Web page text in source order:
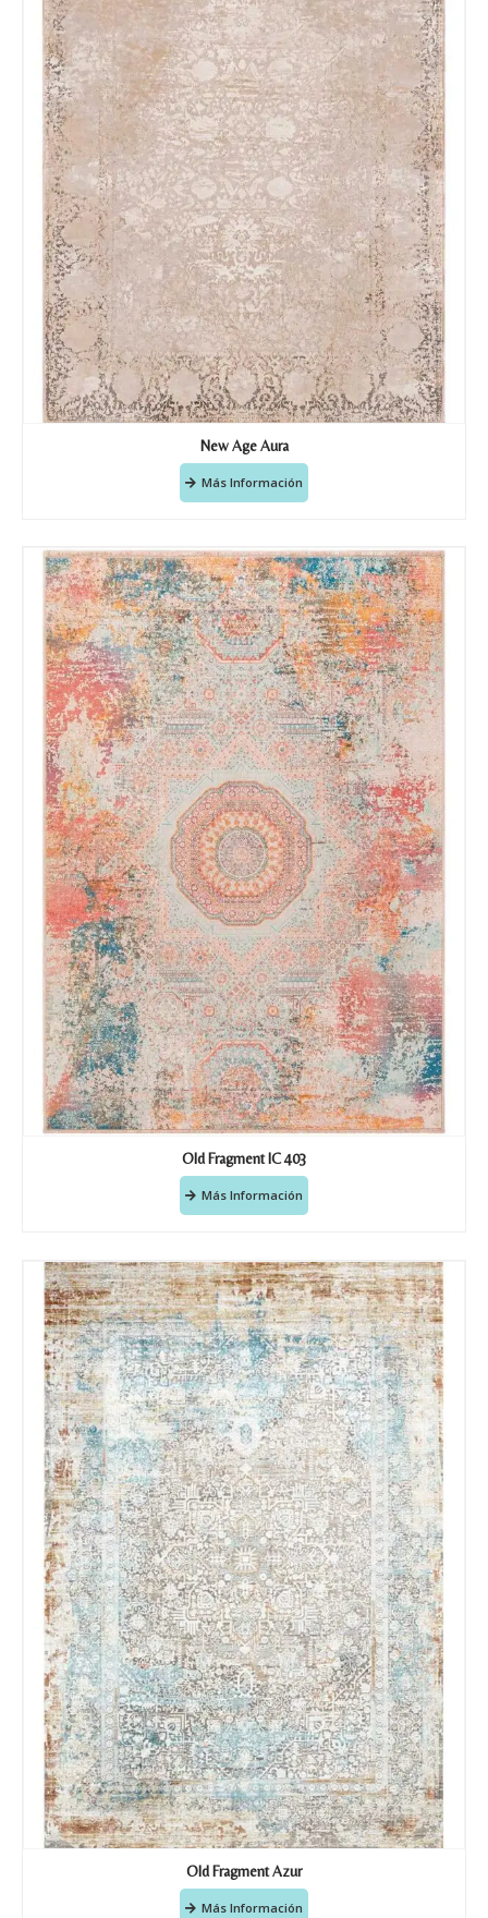
New Age Aura
Más Información
Old Fragment IC 403
Más Información
Old Fragment Azur
Más Información